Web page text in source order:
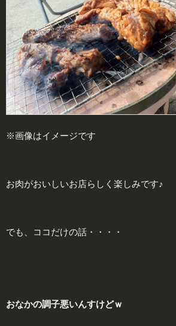
※画像はイメージです
お肉がおいしいお店らしく楽しみです♪
でも、ココだけの話・・・・
おなかの調子悪いんすけどｗ